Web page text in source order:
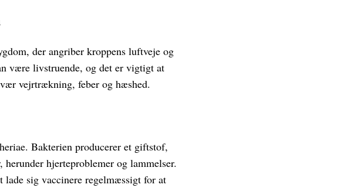
der angriber kroppens luftveje og
være livstruende, og det er vigtigt at
vejrtrækning, feber og hæshed.
Bakterien producerer et giftstof,
hjerteproblemer og lammelser.
lade sig vaccinere regelmæssigt for at